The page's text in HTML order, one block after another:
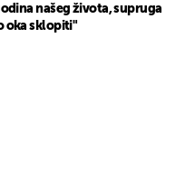
našeg života, supruga
oka sklopiti"